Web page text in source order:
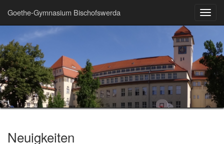
Goethe-Gymnasium Bischofswerda
Neuigkeiten